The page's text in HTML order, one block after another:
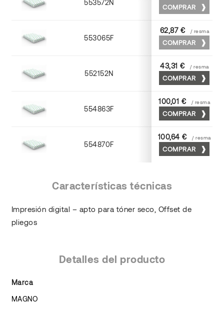
553572N
COMPRAR
553065F 65 x 90
62,87 € / resma
COMPRAR
552152N 52 x 70
43,31 € / resma
COMPRAR
554863F 63 x 88
100,01 € / resma
COMPRAR
554870F 70 x 100
100,64 € / resma
COMPRAR
Características técnicas
Impresión digital – apto para tóner seco, Offset de
pliegos
Detalles del producto
Marca
MAGNO